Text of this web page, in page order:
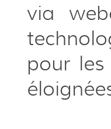
via
pour